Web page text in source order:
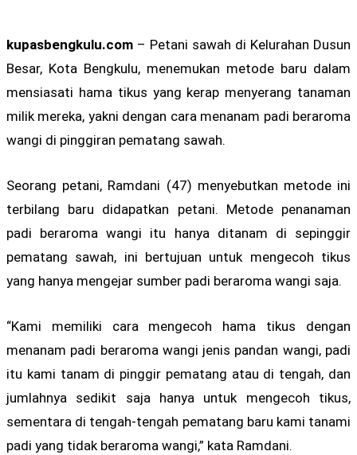
kupasbengkulu.com – Petani sawah di Kelurahan Dusun
Besar, Kota Bengkulu, menemukan metode baru dalam
mensiasati hama tikus yang kerap menyerang tanaman
milik mereka, yakni dengan cara menanam padi beraroma
wangi di pinggiran pematang sawah.
Seorang petani, Ramdani (47) menyebutkan metode ini
terbilang baru didapatkan petani. Metode penanaman
padi beraroma wangi itu hanya ditanam di sepinggir
pematang sawah, ini bertujuan untuk mengecoh tikus
yang hanya mengejar sumber padi beraroma wangi saja.
“Kami memiliki cara mengecoh hama tikus dengan
menanam padi beraroma wangi jenis pandan wangi, padi
itu kami tanam di pinggir pematang atau di tengah, dan
jumlahnya sedikit saja hanya untuk mengecoh tikus,
sementara di tengah-tengah pematang baru kami tanami
padi yang tidak beraroma wangi,” kata Ramdani.